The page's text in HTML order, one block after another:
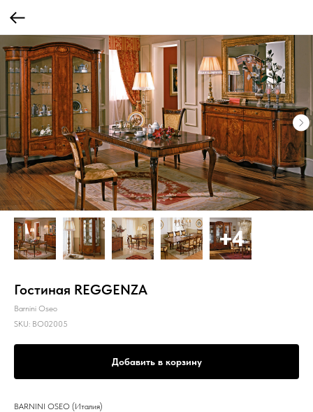
Гостиная REGGENZA
Barnini Oseo
SKU: BO02005
Добавить в корзину
BARNINI OSEO (Италия)